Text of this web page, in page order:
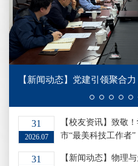
31
2026.07
【校友资讯】致敬
市“最美科技工作者”
31
【新闻动态】物理